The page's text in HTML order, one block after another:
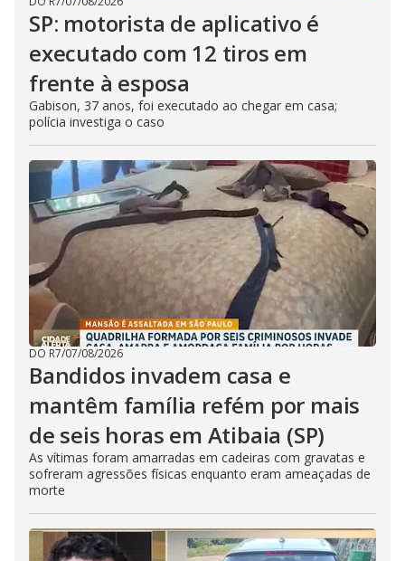
SP: motorista de aplicativo é
executado com 12 tiros em
frente à esposa
Gabison, 37 anos, foi executado ao chegar em casa;
polícia investiga o caso
DO R7/07/08/2026
Bandidos invadem casa e
mantêm família refém por mais
de seis horas em Atibaia (SP)
As vítimas foram amarradas em cadeiras com gravatas e
sofreram agressões físicas enquanto eram ameaçadas de
morte